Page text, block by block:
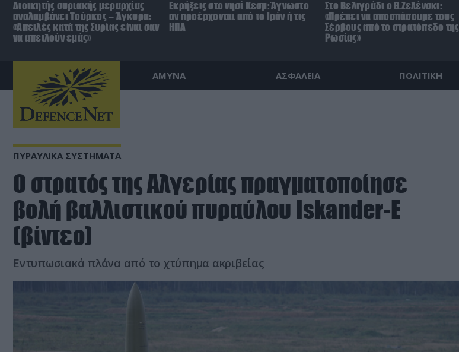
Διοικητής συριακής μεραρχίας
αναλαμβάνει Τούρκος – Άγκυρα:
«Απειλές κατά της Συρίας είναι σαν
να απειλούν εμάς»
Εκρήξεις στο νησί Κεσμ: Άγνωστο
αν προέρχονται από το Ιράν ή τις
ΗΠΑ
Στο Βελιγράδι ο Β.Ζελένσκι:
«Πρέπει να αποσπάσουμε τους
Σέρβους από το στρατόπεδο της
Ρωσίας»
ΑΜΥΝΑ ΑΣΦΑΛΕΙΑ ΠΟΛΙΤΙΚΗ
ΠΥΡΑΥΛΙΚΑ ΣΥΣΤΗΜΑΤΑ
Ο στρατός της Αλγερίας πραγματοποίησε
βολή βαλλιστικού πυραύλου Iskander-E
(βίντεο)
Εντυπωσιακά πλάνα από το χτύπημα ακριβείας